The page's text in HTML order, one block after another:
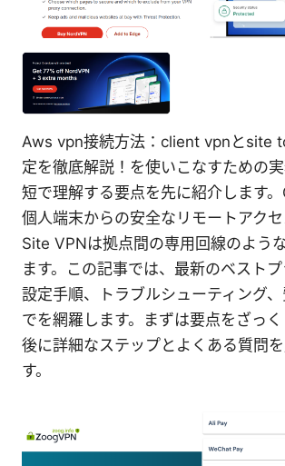
Aws vpn接続方法：client vpnとsite
定を徹底解説！を使いこなすための
短で理解する要点を先に紹介します
個人端末からの安全なリモートアク
Site VPNは拠点間の専用回線のよう
ます。この記事では、最新のベストプ
設定手順、トラブルシューティング
でを網羅します。まずは要点をざっ
後に詳細なステップとよくある質問
す。